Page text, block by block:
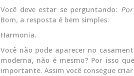
Você deve estar se perguntando:
Bom, a resposta é bem simples:
Harmonia.
Você não pode aparecer no
moderna, não é mesmo? Por isso
importante. Assim você consegue